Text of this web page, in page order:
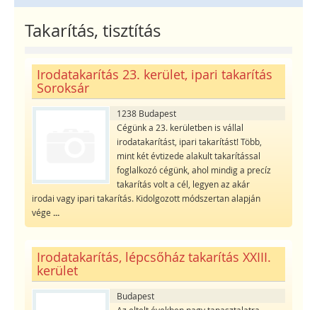
Takarítás, tisztítás
Irodatakarítás 23. kerület, ipari takarítás
Soroksár
1238 Budapest
Cégünk a 23. kerületben is vállal
irodatakarítást, ipari takarítást! Több,
mint két évtizede alakult takarítással
foglalkozó cégünk, ahol mindig a precíz
takarítás volt a cél, legyen az akár
irodai vagy ipari takarítás. Kidolgozott módszertan alapján
vége ...
Irodatakarítás, lépcsőház takarítás XXIII.
kerület
Budapest